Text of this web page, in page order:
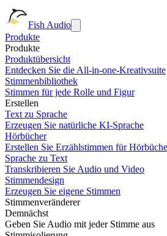
Fish Audio
Produkte
Produkte
Produktübersicht
Entdecken Sie die All-in-one-Kreativsuite
Stimmenbibliothek
Stimmen für jede Rolle und Figur
Erstellen
Text zu Sprache
Erzeugen Sie natürliche KI-Sprache
Hörbücher
Erstellen Sie Erzählstimmen für
Sprache zu Text
Transkribieren Sie Audio und Video
Stimmendesign
Erzeugen Sie eigene Stimmen
Stimmenveränderer
Demnächst
Geben Sie Audio mit jeder Stimme aus